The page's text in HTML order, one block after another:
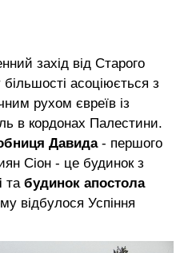
захід від Старого
асоціюється з
рухом євреїв із
в кордонах Палестини.
Давида - першого
Сіон - це будинок з
та будинок апостола
відбулося Успіння